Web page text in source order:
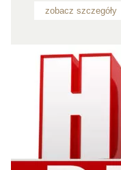
zobacz szczegóły